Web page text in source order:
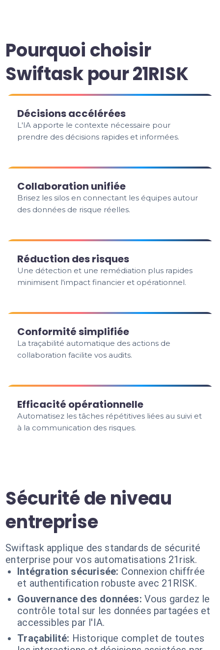
Pourquoi choisir
Swiftask pour 21RISK
Décisions accélérées
L'IA apporte le contexte nécessaire pour
prendre des décisions rapides et informées.
Collaboration unifiée
Brisez les silos en connectant les équipes autour
des données de risque réelles.
Réduction des risques
Une détection et une remédiation plus rapides
minimisent l'impact financier et opérationnel.
Conformité simplifiée
La traçabilité automatique des actions de
collaboration facilite vos audits.
Efficacité opérationnelle
Automatisez les tâches répétitives liées au suivi et
à la communication des risques.
Sécurité de niveau
entreprise
Swiftask applique des standards de sécurité
enterprise pour vos automatisations 21risk.
Intégration sécurisée: Connexion chiffrée
et authentification robuste avec 21RISK.
Gouvernance des données: Vous gardez le
contrôle total sur les données partagées et
accessibles par l'IA.
Traçabilité: Historique complet de toutes